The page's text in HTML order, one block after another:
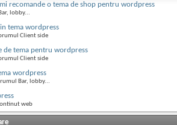
recomande o tema de shop pentru wordpress
lobby...
tema wordpress
Client side
de tema pentru wordpress
Client side
wordpress
Bar, lobby...
web